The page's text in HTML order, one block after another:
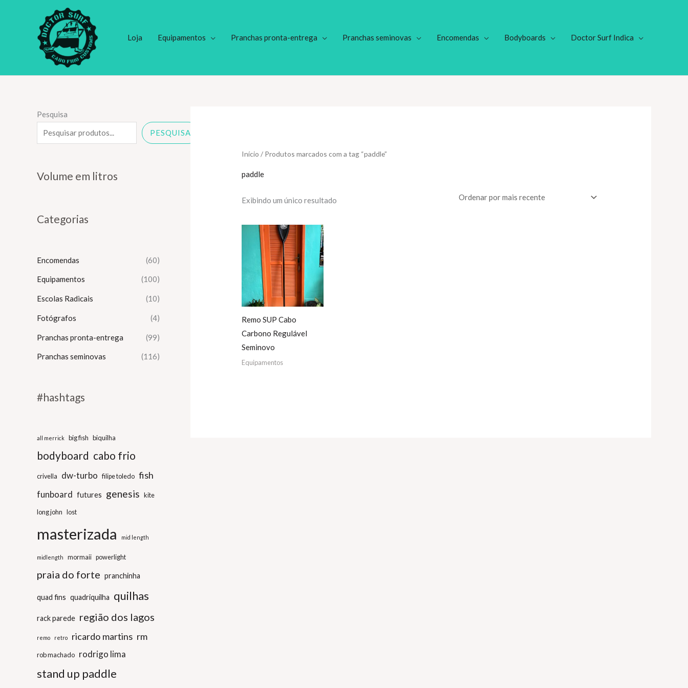
Loja Equipamentos Pranchas pronta-entrega Pranchas seminovas Encomendas Bodyboards Doctor Surf Indica
Pesquisa
PESQUISA
Volume em litros
Categorias
Encomendas (60)
Equipamentos (100)
Escolas Radicais (10)
Fotógrafos (4)
Pranchas pronta-entrega (99)
Pranchas seminovas (116)
#hashtags
all merrick big fish biquilha
bodyboard cabo frio
crivella dw-turbo filipe toledo fish
funboard futures genesis kite
long john lost
masterizada mid length
midlength mormaii powerlight
praia do forte pranchinha
quad fins quadriquilha quilhas
rack parede região dos lagos
remo retro ricardo martins rm
rob machado rodrigo lima
stand up paddle
Início / Produtos marcados com a tag “paddle”
paddle
Exibindo um único resultado
Remo SUP Cabo
Carbono Regulável
Seminovo
Equipamentos